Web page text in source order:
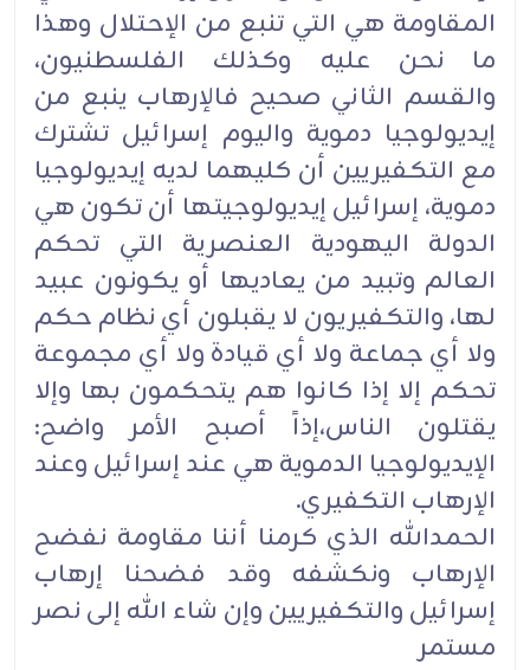
المقاومة هي التي تنبع من الإحتلال وهذا
ما نحن عليه وكذلك الفلسطنيون،
والقسم الثاني صحيح فالإرهاب ينبع من
إيديولوجيا دموية واليوم إسرائيل تشترك
مع التكفيريين أن كليهما لديه إيديولوجيا
دموية، إسرائيل إيديولوجيتها أن تكون هي
الدولة اليهودية العنصرية التي تحكم
العالم وتبيد من يعاديها أو يكونون عبيد
لها، والتكفيريون لا يقبلون أي نظام حكم
ولا أي جماعة ولا أي قيادة ولا أي مجموعة
تحكم إلا إذا كانوا هم يتحكمون بها وإلا
يقتلون الناس،إذاً أصبح الأمر واضح:
الإيديولوجيا الدموية هي عند إسرائيل وعند
الإرهاب التكفيري.
الحمدالله الذي كرمنا أننا مقاومة نفضح
الإرهاب ونكشفه وقد فضحنا إرهاب
إسرائيل والتكفيريين وإن شاء الله إلى نصر
مستمر